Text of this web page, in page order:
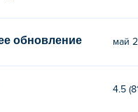
обновление май
4.5